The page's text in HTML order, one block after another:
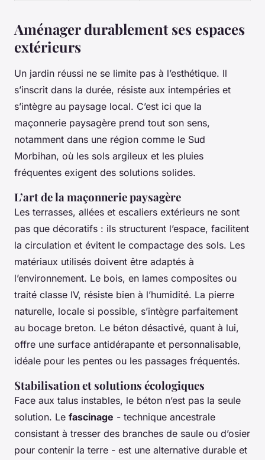
Aménager durablement ses espaces
extérieurs
Un jardin réussi ne se limite pas à l’esthétique. Il
s’inscrit dans la durée, résiste aux intempéries et
s’intègre au paysage local. C’est ici que la
maçonnerie paysagère prend tout son sens,
notamment dans une région comme le Sud
Morbihan, où les sols argileux et les pluies
fréquentes exigent des solutions solides.
L’art de la maçonnerie paysagère
Les terrasses, allées et escaliers extérieurs ne sont
pas que décoratifs : ils structurent l’espace, facilitent
la circulation et évitent le compactage des sols. Les
matériaux utilisés doivent être adaptés à
l’environnement. Le bois, en lames composites ou
traité classe IV, résiste bien à l’humidité. La pierre
naturelle, locale si possible, s’intègre parfaitement
au bocage breton. Le béton désactivé, quant à lui,
offre une surface antidérapante et personnalisable,
idéale pour les pentes ou les passages fréquentés.
Stabilisation et solutions écologiques
Face aux talus instables, le béton n’est pas la seule
solution. Le fascinage - technique ancestrale
consistant à tresser des branches de saule ou d’osier
pour contenir la terre - est une alternative durable et